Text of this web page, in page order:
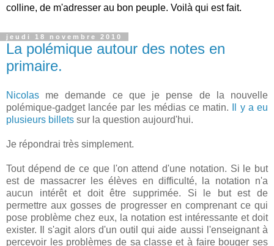
colline, de m'adresser au bon peuple. Voilà qui est fait.
jeudi 18 novembre 2010
La polémique autour des notes en
primaire.
Nicolas me demande ce que je pense de la nouvelle
polémique-gadget lancée par les médias ce matin.
Il y a eu
plusieurs billets sur la question aujourd'hui.
Je répondrai très simplement.
Tout dépend de ce que l'on attend d'une notation. Si le but
est de massacrer les élèves en difficulté, la notation n'a
aucun intérêt et doit être supprimée. Si le but est de
permettre aux gosses de progresser en comprenant ce qui
pose problème chez eux, la notation est intéressante et doit
exister. Il s'agit alors d'un outil qui aide aussi l'enseignant à
percevoir les problèmes de sa classe et à faire bouger ses